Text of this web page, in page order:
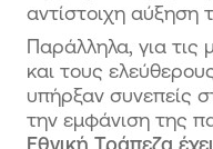
αντίστοιχη αύξηση
Παράλληλα, για τις
και τους
υπήρξαν συνεπείς
την εμφάνιση της
Εθνική Τράπεζα